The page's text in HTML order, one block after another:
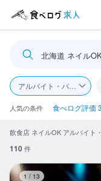
ロ
食べログ求人TOP
求人検索
北海道 ネイル
アルバイト・パート
人気の条件 食べログ評価
飲食店 ネイルOK アルバイト
110件
1 / 13